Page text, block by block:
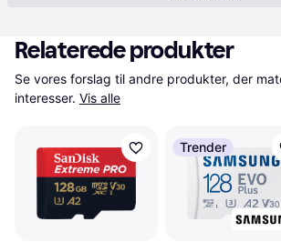
Relaterede produkter
Se vores forslag til andre produkter, der
interesser. Vis alle
Trender